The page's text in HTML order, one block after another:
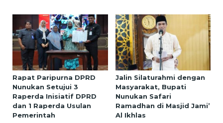
Rapat Paripurna DPRD
Nunukan Setujui 3
Raperda Inisiatif DPRD
dan 1 Raperda Usulan
Pemerintah
Jalin Silaturahmi dengan
Masyarakat, Bupati
Nunukan Safari
Ramadhan di Masjid Jami’
Al Ikhlas